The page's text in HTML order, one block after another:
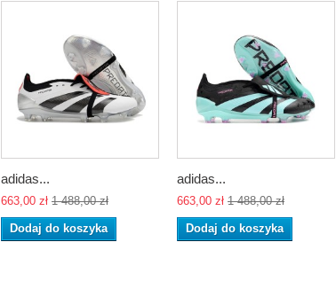
adidas...
663,00 zł 1 488,00 zł
Dodaj do koszyka
adidas...
663,00 zł 1 488,00 zł
Dodaj do koszyka